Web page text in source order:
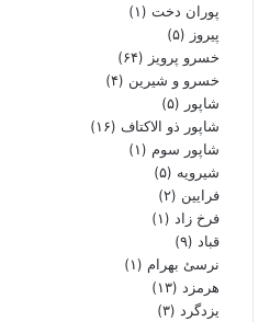
پوران دخت (۱)
پیروز (۵)
خسرو پرویز (۶۴)
خسرو و شیرین (۴)
شاپور (۵)
شاپور ذو الاکتاف (۱۶)
شاپور سوم‏ (۱)
شیرویه (۵)
فرایین (۲)
فرخ زاد (۱)
قباد (۹)
نرسئ بهرام‏ (۱)
هرمزد (۱۳)
یزدگرد (۳)